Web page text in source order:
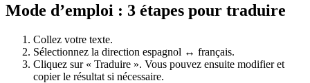
Mode d’emploi : 3 étapes pour traduire
Collez votre texte.
Sélectionnez la direction espagnol ↔ français.
Cliquez sur « Traduire ». Vous pouvez ensuite modifier et
copier le résultat si nécessaire.